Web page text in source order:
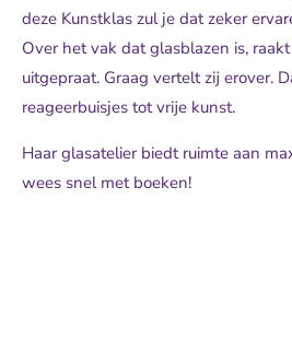
deze Kunstklas zul je dat zeker
Over het vak dat glasblazen is,
uitgepraat. Graag vertelt zij erover.
reageerbuisjes tot vrije kunst.
Haar glasatelier biedt ruimte aan
wees snel met boeken!